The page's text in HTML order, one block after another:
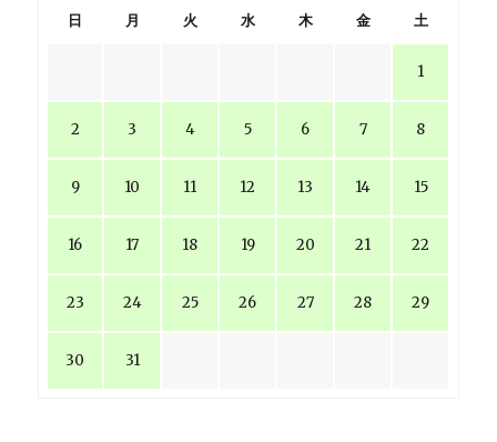
日 月 火 水 木 金 土
1
2 3 4 5 6 7 8
9 10 11 12 13 14 15
16 17 18 19 20 21 22
23 24 25 26 27 28 29
30 31